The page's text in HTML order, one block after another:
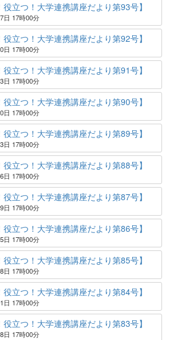
役立つ！大学連携講座だより第93号】
日 17時00分
役立つ！大学連携講座だより第92号】
日 17時00分
役立つ！大学連携講座だより第91号】
日 17時00分
役立つ！大学連携講座だより第90号】
日 17時00分
役立つ！大学連携講座だより第89号】
日 17時00分
役立つ！大学連携講座だより第88号】
日 17時00分
役立つ！大学連携講座だより第87号】
日 17時00分
役立つ！大学連携講座だより第86号】
日 17時00分
役立つ！大学連携講座だより第85号】
日 17時00分
役立つ！大学連携講座だより第84号】
日 17時00分
役立つ！大学連携講座だより第83号】
日 17時00分